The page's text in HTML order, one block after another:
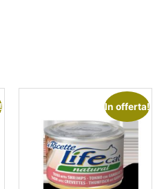
In offerta!